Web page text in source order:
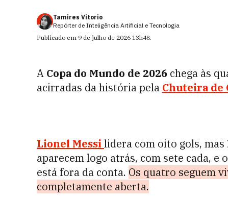
Tamires Vitorio
Repórter de Inteligência Artificial e Tecnologia
Publicado em 9 de julho de 2026 13h48.
A Copa do Mundo de 2026 chega às
acirradas da história pela Chuteira de
Lionel Messi lidera com oito gols, mas
aparecem logo atrás, com sete cada, e
está fora da conta. Os quatro seguem
completamente aberta.